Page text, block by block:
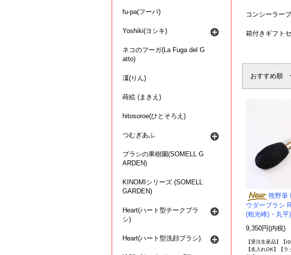
コンシーラー
箱付きギフト
おすすめ順
熊野筆
ウダーブラシ
(粗光峰)・丸平)
9,350円(内税)
【受注生産品】【
【名入れOK】【ラ
fu-pa(フーパ)
Yoshiki(ヨシキ)
ネコのフーガ(La Fuga del G
atto)
凜(りん)
蒔絵 (まきえ)
hitosoroe(ひとそろえ)
つむぎあふ
ブラシの果樹園(SOMELL G
ARDEN)
KINOMIシリーズ (SOMELL
GARDEN)
Heart(ハート型チークブラ
シ)
Heart(ハート型洗顔ブラシ)